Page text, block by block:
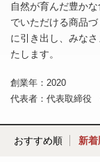
自然が育んだ豊か
でいただける商品
に引き出し、みな
たします。
創業年：2020
代表者：代表取締役
おすすめ順 新着